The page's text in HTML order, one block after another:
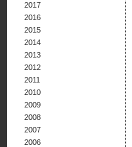
2017
2016
2015
2014
2013
2012
2011
2010
2009
2008
2007
2006